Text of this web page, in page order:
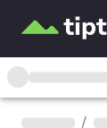
/